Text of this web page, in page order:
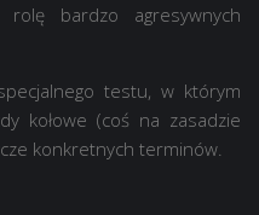
bardzo agresywnych
testu, w którym
kołowe (coś na zasadzie
konkretnych terminów.